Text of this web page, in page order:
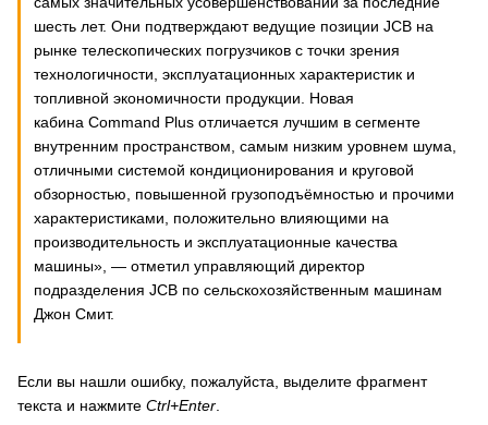
шесть лет. Они подтверждают ведущие позиции JCB на
рынке телескопических погрузчиков с точки зрения
технологичности, эксплуатационных характеристик и
топливной экономичности продукции. Новая
кабина Command Plus отличается лучшим в сегменте
внутренним пространством, самым низким уровнем шума,
отличными системой кондиционирования и круговой
обзорностью, повышенной грузоподъёмностью и прочими
характеристиками, положительно влияющими на
производительность и эксплуатационные качества
машины», — отметил управляющий директор
подразделения JCB по сельскохозяйственным машинам
Джон Смит.
Если вы нашли ошибку, пожалуйста, выделите фрагмент
текста и нажмите Ctrl+Enter